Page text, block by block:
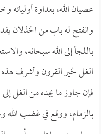
عصيان الله، بعداوة أوليائه
وانفتح له باب من الخذلان
باللجأ إلى الله سبحانه،
الغل لخير القرون وأشرف هذه
فإن جاوز ما يجده من الغل
بالزمام، ووقع في غضب الله